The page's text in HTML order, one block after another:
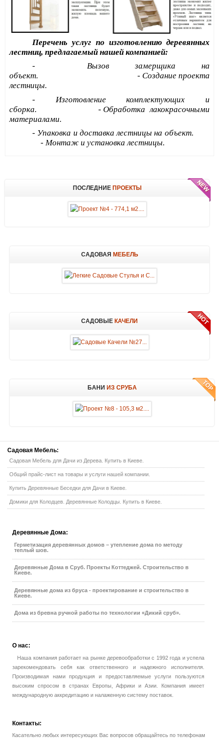
Перечень услуг по изготовлению деревянных
лестниц, предлагаемый нашей компанией:
- Вызов замерщика на
объект. - Создание проекта
лестницы.
- Изготовление комплектующих и
сборка. - Обработка лакокрасочными
материалами.
- Упаковка и доставка лестницы на объект.
- Монтаж и установка лестницы.
ПОСЛЕДНИЕПРОЕКТЫ
САДОВАЯ МЕБЕЛЬ
САДОВЫЕ КАЧЕЛИ
БАНИ ИЗ СРУБА
Садовая Мебель:
Садовая Мебель для Дачи из Дерева. Купить в Киеве.
Общий прайс-лист на товары и услуги нашей компании.
Купить Деревянные Беседки для Дачи в Киеве.
Домики для Колодцев. Деревянные Колодцы. Купить в Киеве.
Деревянные Дома:
Герметизация деревянных домов – утепление дома по методу
теплый шов.
Деревянные Дома в Сруб. Проекты Коттеджей. Строительство в
Киеве.
Деревянные дома из бруса - проектирование и строительство в
Киеве.
Дома из бревна ручной работы по технологии «Дикий сруб».
О нас:
Наша компания работает на рынке деревообработки с 1992 года и успела
зарекомендовать себя как ответственного и надежного исполнителя.
Производимая нами продукция и предоставляемые услуги пользуются
высоким спросом в странах Европы, Африки и Азии. Компания имеет
международную аккредитацию и налаженную систему поставок.
Контакты:
Касательно любых интересующих Вас вопросов обращайтесь по телефонам